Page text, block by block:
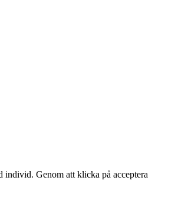
individ. Genom att klicka på acceptera